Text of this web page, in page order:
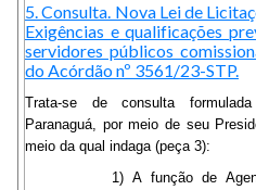
5. Consulta. Nova Lei de
Exigências e qualificações
servidores públicos
do Acórdão nº 3561/23-STP.
Trata-se de consulta
Paranaguá, por meio de seu
meio da qual indaga (peça 3):
1) A função de